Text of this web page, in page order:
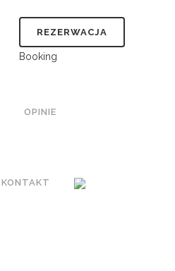
REZERWACJA
Booking
OPINIE
KONTAKT